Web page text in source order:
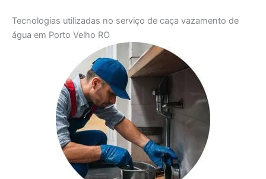
Tecnologias utilizadas no serviço de caça vazamento de
água em Porto Velho RO